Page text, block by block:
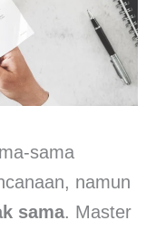
sama
namun
sama. Master